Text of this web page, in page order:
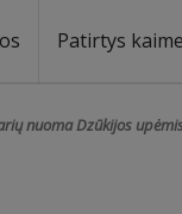
Patirtys kaime
nuoma Dzūkijos